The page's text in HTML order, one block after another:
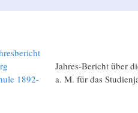
1892-
Jahres-Bericht über
a. M. für das